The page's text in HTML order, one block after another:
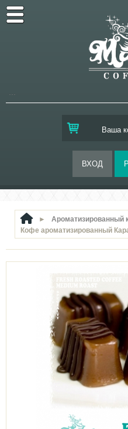
Ваша
► Ароматизированный
Кофе ароматизированный